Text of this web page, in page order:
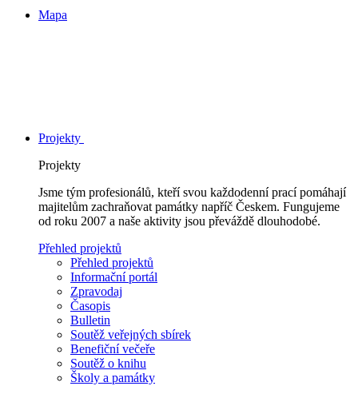
Mapa
Projekty
Projekty
Jsme tým profesionálů, kteří svou každodenní prací pomáhají
majitelům zachraňovat památky napříč Českem. Fungujeme
od roku 2007 a naše aktivity jsou převáždě dlouhodobé.
Přehled projektů
Přehled projektů
Informační portál
Zpravodaj
Časopis
Bulletin
Soutěž veřejných sbírek
Benefiční večeře
Soutěž o knihu
Školy a památky